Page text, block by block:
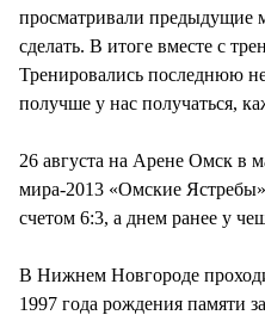
просматривали предыдущие
сделать. В итоге вместе с
Тренировались последнюю
получше у нас получаться,
26 августа на Арене Омск в
мира-2013 «Омские
счетом 6:3, а днем ранее у
В Нижнем Новгороде
1997 года рождения памяти